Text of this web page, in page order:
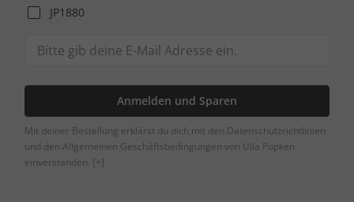
JP1880
Anmelden und Sparen
Mit deiner Bestellung erklärst du dich mit den Datenschutzrichtlinien
und den Allgemeinen Geschäftsbedingungen von Ulla Popken
einverstanden. [+]